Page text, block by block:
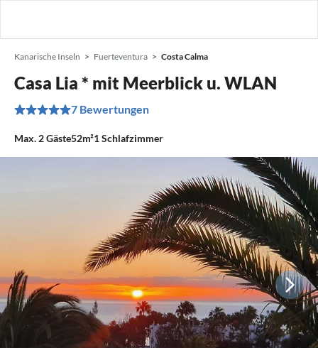
Kanarische Inseln Fuerteventura Costa Calma
Casa Lia * mit Meerblick u. WLAN
7 Bewertungen
Max. 2Gäste52m²1Schlafzimmer